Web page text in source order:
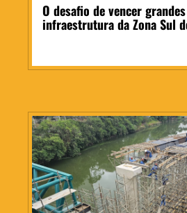
O desafio de vencer
infraestrutura da Zona Sul